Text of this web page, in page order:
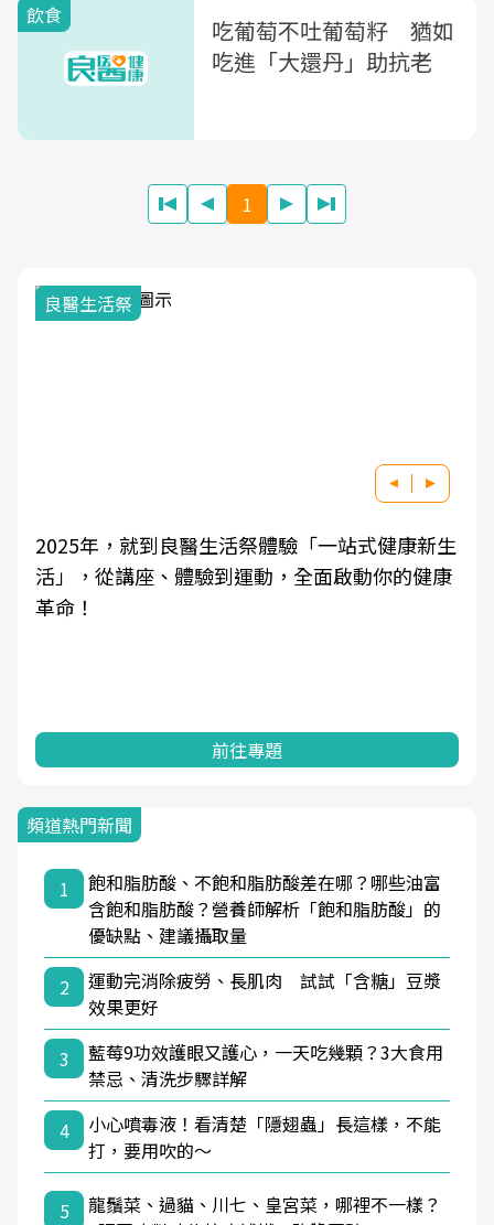
飲食
吃葡萄不吐葡萄籽 猶如
吃進「大還丹」助抗老
1
新生
康
我與健康韌性的距離
良醫健康網從「換季的身體變化」出發，透過
學觀點與日常感受的對話，建立對亞健康的認
知，進而引導實際的改善行動。
前往專題
頻道熱門新聞
1
飽和脂肪酸、不飽和脂肪酸差在哪？哪些油富
含飽和脂肪酸？營養師解析「飽和脂肪酸」的
優缺點、建議攝取量
2
運動完消除疲勞、長肌肉 試試「含糖」豆漿
效果更好
3
藍莓9功效護眼又護心，一天吃幾顆？3大食用
禁忌、清洗步驟詳解
4
小心噴毒液！看清楚「隱翅蟲」長這樣，不能
打，要用吹的～
5
龍鬚菜、過貓、川七、皇宮菜，哪裡不一樣？